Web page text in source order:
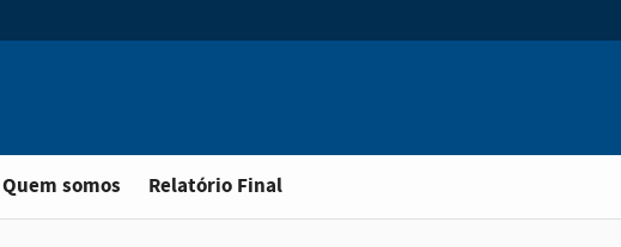
Quem somos Relatório Final